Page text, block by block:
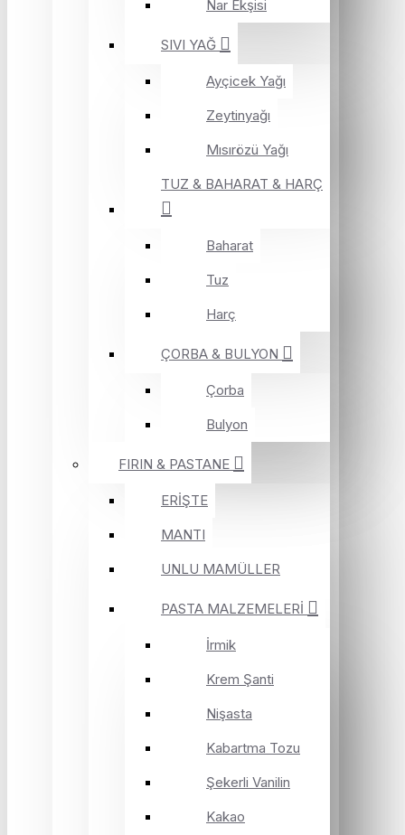
Nar Ekşisi
SIVI YAĞ
Ayçicek Yağı
Zeytinyağı
Mısırözü Yağı
TUZ & BAHARAT & HARÇ
Baharat
Tuz
Harç
ÇORBA & BULYON
Çorba
Bulyon
FIRIN & PASTANE
ERİŞTE
MANTI
UNLU MAMÜLLER
PASTA MALZEMELERİ
İrmik
Krem Şanti
Nişasta
Kabartma Tozu
Şekerli Vanilin
Kakao